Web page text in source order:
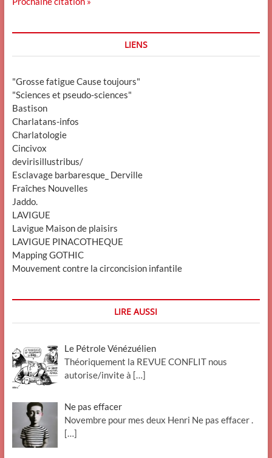
LIENS
"Grosse fatigue Cause toujours"
"Sciences et pseudo-sciences"
Bastison
Charlatans-infos
Charlatologie
Cincivox
devirisillustribus/
Esclavage barbaresque_ Derville
Fraîches Nouvelles
Jaddo.
LAVIGUE
Lavigue Maison de plaisirs
LAVIGUE PINACOTHEQUE
Mapping GOTHIC
Mouvement contre la circoncision infantile
LIRE AUSSI
Le Pétrole Vénézuélien
Théoriquement la REVUE CONFLIT nous
autorise/invite à […]
Ne pas effacer
Novembre pour mes deux Henri Ne pas effacer .
[…]